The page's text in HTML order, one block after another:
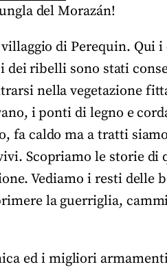
del Morazán!
di Perequin. Qui
ribelli sono stati
nella vegetazione
i ponti di legno e
fa caldo ma a tratti
Scopriamo le storie di
Vediamo i resti delle
la guerriglia,
ed i migliori